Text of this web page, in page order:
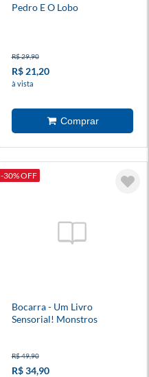
Pedro E O Lobo
R$ 29,90
R$ 21,20
à vista
-30% OFF
Bocarra - Um Livro
Sensorial! Monstros
R$ 49,90
R$ 34,90